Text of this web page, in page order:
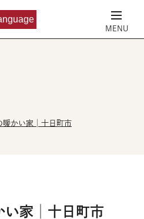
暖かい家│十日町市
い家│十日町市